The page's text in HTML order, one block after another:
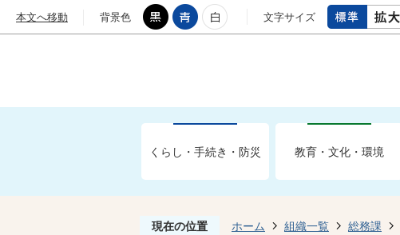
本文へ移動 背景色 文字サイズ
くらし・手続き・防災 教育・文化・環境
現在の位置 ホーム 組織一覧 総務課